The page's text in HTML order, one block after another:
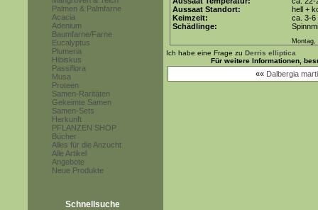
Palmen & Palmfarne
Acacia
Adenium
Baumfarne/Farne
Eucalyptus
Plumeria
Hibiskus
Passiflora
Musa
Proteen
Samen-Raritäten
Gekeimte Samen
Samen-Sets
Herkunft
PFLANZEN SHOP
Bücher
Alles für die Anzucht
Alle Artikel
Angebote
Neue Produkte
Schnellsuche
Aussaat Standort:
hell +
Keimzeit:
ca. 3-6
Schädlinge:
Montag,
Ich habe eine Frage zu Derris elliptica
Für weitere Informationen,
«« Dalbergia